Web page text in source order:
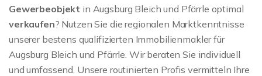
Gewerbeobjekt in Augsburg Bleich und Pfärrle optimal
verkaufen? Nutzen Sie die regionalen Marktkenntnisse
unserer bestens qualifizierten Immobilienmakler für
Augsburg Bleich und Pfärrle. Wir beraten Sie individuell
und umfassend. Unsere routinierten Profis vermitteln Ihre